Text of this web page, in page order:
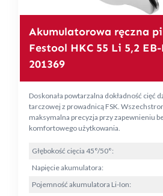
Akumulatorowa ręczna
Festool HKC 55 Li 5,2 EB-
201369
Doskonała powtarzalna dokładność cięć
tarczowej z prowadnicą FSK.
maksymalna precyzja przy zapewnieniu
komfortowego użytkowania.
Głębokość cięcia 45°/50°:
Napięcie akumulatora:
Pojemność akumulatora Li-Ion: